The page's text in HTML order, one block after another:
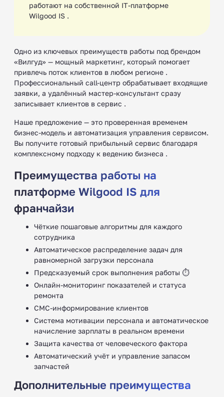
работают на собственной IT-платформе
Wilgood IS .
Одно из ключевых преимуществ работы под брендом
«Вилгуд» — мощный маркетинг, который помогает
привлечь поток клиентов в любом регионе .
Профессиональный call-центр обрабатывает входящие
заявки, а удалённый мастер-консультант сразу
записывает клиентов в сервис .
Наше предложение — это проверенная временем
бизнес-модель и автоматизация управления сервисом.
Вы получите готовый прибыльный сервис благодаря
комплексному подходу к ведению бизнеса .
Преимущества работы на
платформе Wilgood IS для
франчайзи
Чёткие пошаговые алгоритмы для каждого
сотрудника
Автоматическое распределение задач для
равномерной загрузки персонала
Предсказуемый срок выполнения работы ⏱
Онлайн-мониторинг показателей и статуса
ремонта
СМС-информирование клиентов
Система мотивации персонала и автоматическое
начисление зарплаты в реальном времени
Защита качества от человеческого фактора
Автоматический учёт и управление запасом
запчастей
Дополнительные преимущества